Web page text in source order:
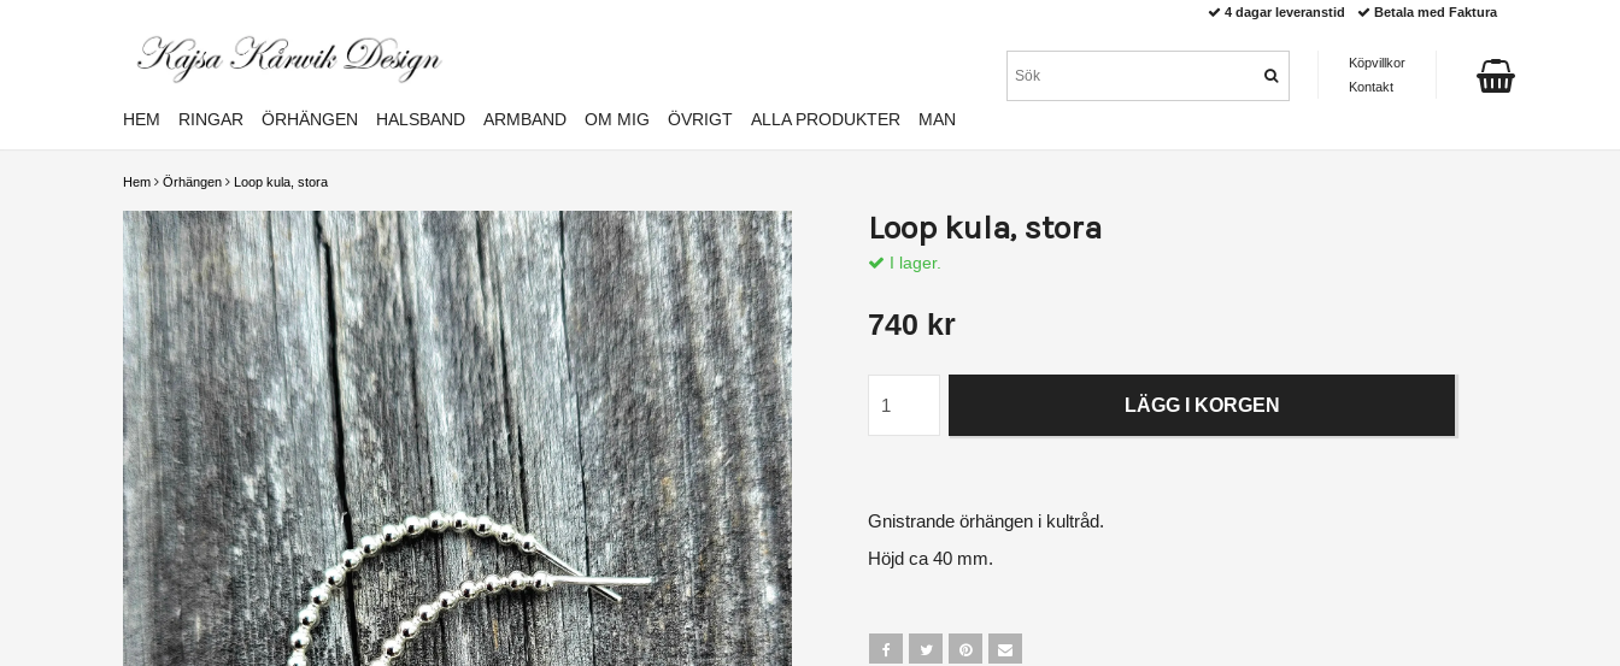
Hem Örhängen Loop kula, stora
Loop kula, stora
I lager.
740 kr
LÄGG I KORGEN
Gnistrande örhängen i kultråd.
Höjd ca 40 mm.
4 dagar leveranstid Betala med Faktura
Köpvillkor
Kontakt
HEM RINGAR ÖRHÄNGEN HALSBAND ARMBAND OM MIG ÖVRIGT ALLA PRODUKTER MAN